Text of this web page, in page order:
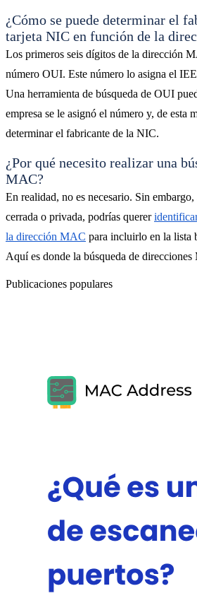
¿Cómo se puede determinar el
tarjeta NIC en función de la
Los primeros seis dígitos de la dirección
número OUI. Este número lo asigna el
Una herramienta de búsqueda de OUI
empresa se le asignó el número y, de esta
determinar el fabricante de la NIC.
¿Por qué necesito realizar una
MAC?
En realidad, no es necesario. Sin
cerrada o privada, podrías querer
la dirección MAC para incluirlo en la lista
Aquí es donde la búsqueda de
Publicaciones populares